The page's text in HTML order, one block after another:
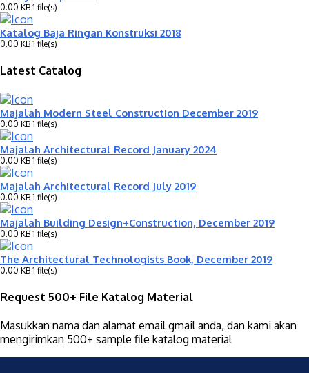
0.00 KB 1 file(s)
Katalog Baja Ringan Konstruksi 2018
0.00 KB 1 file(s)
Latest Catalog
Majalah Modern Steel Construction December 2019
0.00 KB 1 file(s)
Majalah Architectural Record January 2024
0.00 KB 1 file(s)
Majalah Architectural Record July 2019
0.00 KB 1 file(s)
Majalah Building Design+Construction, December 2019
0.00 KB 1 file(s)
The Architectural Technologists Book, December 2019
0.00 KB 1 file(s)
Request 500+ File Katalog Material
Masukkan nama dan alamat email gmail anda, dan kami akan
mengirimkan 500+ sample file katalog material